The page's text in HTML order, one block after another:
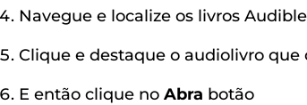
Navegue e localize os livros
Clique e destaque o audiolivro que
E então clique no Abra botão